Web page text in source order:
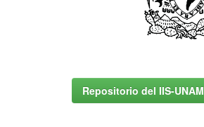
Repositorio del IIS-UNAM